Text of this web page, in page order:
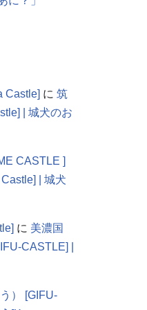
Castle] に 筑
| 城犬のお
CASTLE ]
| 城犬
に 美濃国
CASTLE] |
） [GIFU-